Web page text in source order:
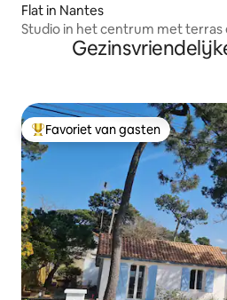
Flat in Nantes
Studio in het centrum met terras
Topfavoriet van gasten
Favoriet van gasten